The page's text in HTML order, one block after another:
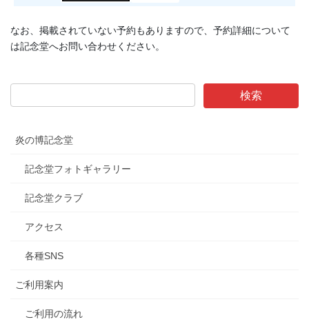
なお、掲載されていない予約もありますので、予約詳細について
は記念堂へお問い合わせください。
炎の博記念堂
記念堂フォトギャラリー
記念堂クラブ
アクセス
各種SNS
ご利用案内
ご利用の流れ